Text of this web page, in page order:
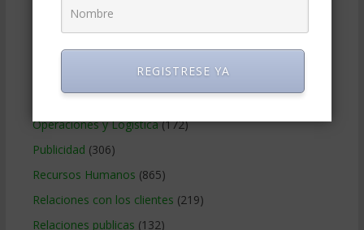
Métodos Gerenciales(280)
Negocios Internacionales(2.257)
Negocios Online(1.405)
Operaciones y Logística(172)
Publicidad (306)
Recursos Humanos (865)
Relaciones con los clientes (219)
Relaciones publicas (132)
REGISTRESE YA